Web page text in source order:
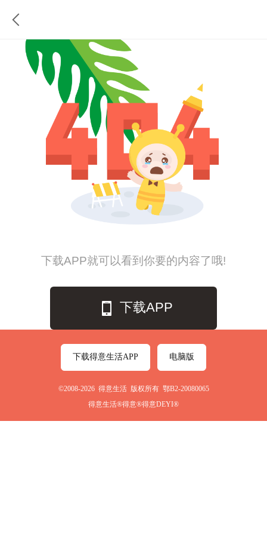
下载APP就可以看到你要的内容了哦!
下载APP
下载得意生活APP 电脑版
©2008-2026 得意生活 版权所有 鄂B2-20080065
得意生活®得意®得意DEYI®